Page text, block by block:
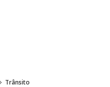
Trânsito